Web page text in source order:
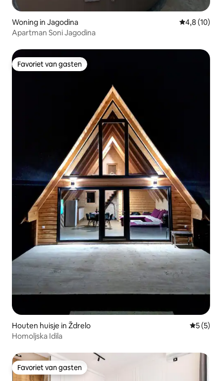
Woning in Jagodina
4,8 (10)
Apartman Soni Jagodina
Favoriet van gasten
Favoriet van gasten
Houten huisje in Ždrelo
5 (5)
Homoljska Idila
Favoriet van gasten
Favoriet van gasten